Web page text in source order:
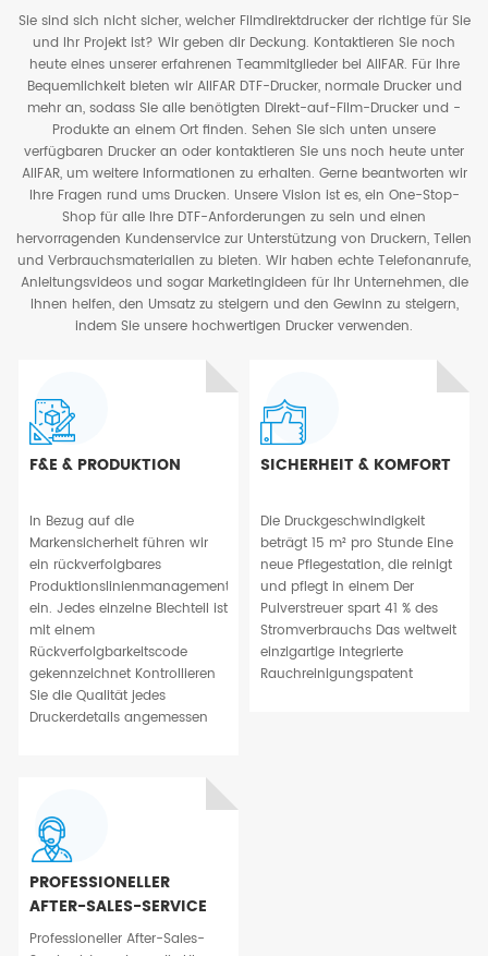
Sie sind sich nicht sicher, welcher Filmdirektdrucker der richtige für Sie
und Ihr Projekt ist? Wir geben dir Deckung. Kontaktieren Sie noch
heute eines unserer erfahrenen Teammitglieder bei AIIFAR. Für Ihre
Bequemlichkeit bieten wir AIIFAR DTF-Drucker, normale Drucker und
mehr an, sodass Sie alle benötigten Direkt-auf-Film-Drucker und -
Produkte an einem Ort finden. Sehen Sie sich unten unsere
verfügbaren Drucker an oder kontaktieren Sie uns noch heute unter
AIIFAR, um weitere Informationen zu erhalten. Gerne beantworten wir
Ihre Fragen rund ums Drucken. Unsere Vision ist es, ein One-Stop-
Shop für alle Ihre DTF-Anforderungen zu sein und einen
hervorragenden Kundenservice zur Unterstützung von Druckern, Teilen
und Verbrauchsmaterialien zu bieten. Wir haben echte Telefonanrufe,
Anleitungsvideos und sogar Marketingideen für Ihr Unternehmen, die
Ihnen helfen, den Umsatz zu steigern und den Gewinn zu steigern,
indem Sie unsere hochwertigen Drucker verwenden.
F&E & PRODUKTION
In Bezug auf die
Markensicherheit führen wir
ein rückverfolgbares
Produktionslinienmanagement
ein. Jedes einzelne Blechteil ist
mit einem
Rückverfolgbarkeitscode
gekennzeichnet Kontrollieren
Sie die Qualität jedes
Druckerdetails angemessen
SICHERHEIT & KOMFORT
Die Druckgeschwindigkeit
beträgt 15 m² pro Stunde Eine
neue Pflegestation, die reinigt
und pflegt in einem Der
Pulverstreuer spart 41 % des
Stromverbrauchs Das weltweit
einzigartige integrierte
Rauchreinigungspatent
PROFESSIONELLER
AFTER-SALES-SERVICE
Professioneller After-Sales-